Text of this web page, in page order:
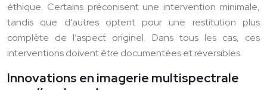
éthique. Certains préconisent une intervention minimale,
tandis que d’autres optent pour une restitution plus
complète de l’aspect originel. Dans tous les cas, ces
interventions doivent être documentées et réversibles.
Innovations en imagerie multispectrale